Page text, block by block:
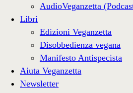
AudioVeganzetta
Libri
Edizioni Veganzetta
Disobbedienza vegana
Manifesto Antispecista
Aiuta Veganzetta
Newsletter